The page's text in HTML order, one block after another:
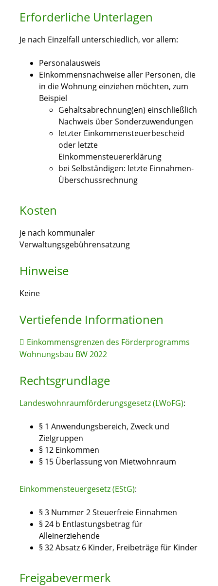
Erforderliche Unterlagen
Je nach Einzelfall unterschiedlich, vor allem:
Personalausweis
Einkommensnachweise aller Personen, die
in die Wohnung einziehen möchten, zum
Beispiel
Gehaltsabrechnung(en) einschließlich
Nachweis über Sonderzuwendungen
letzter Einkommensteuerbescheid
oder letzte
Einkommensteuererklärung
bei Selbständigen: letzte Einnahmen-
Überschussrechnung
Kosten
je nach kommunaler
Verwaltungsgebührensatzung
Hinweise
Keine
Vertiefende Informationen
Einkommensgrenzen des Förderprogramms
Wohnungsbau BW 2022
Rechtsgrundlage
Landeswohnraumförderungsgesetz (LWoFG):
§ 1 Anwendungsbereich, Zweck und
Zielgruppen
§ 12 Einkommen
§ 15 Überlassung von Mietwohnraum
Einkommensteuergesetz (EStG):
§ 3 Nummer 2 Steuerfreie Einnahmen
§ 24 b Entlastungsbetrag für
Alleinerziehende
§ 32 Absatz 6 Kinder, Freibeträge für Kinder
Freigabevermerk